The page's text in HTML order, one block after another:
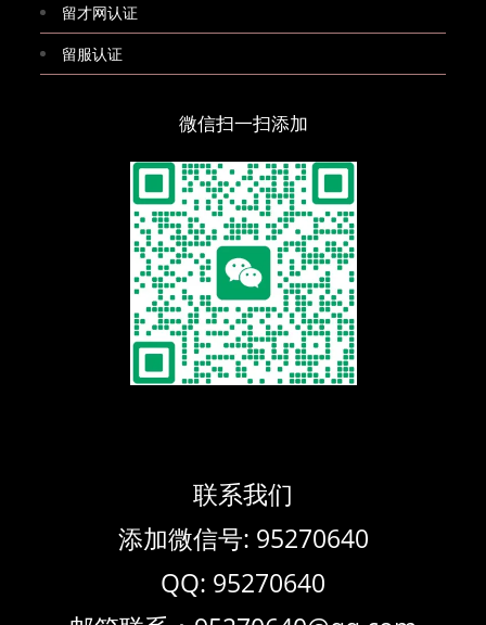
留才网认证
留服认证
微信扫一扫添加
联系我们
添加微信号: 95270640
QQ: 95270640